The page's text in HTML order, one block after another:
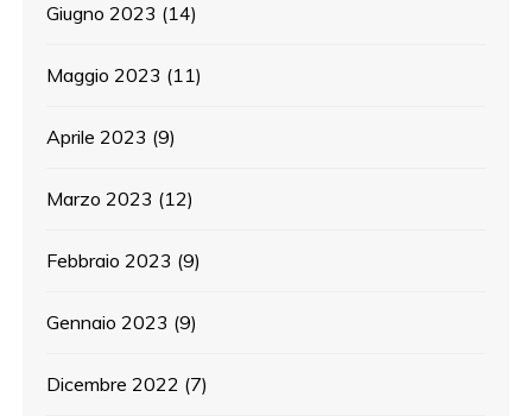
Giugno 2023 (14)
Maggio 2023 (11)
Aprile 2023 (9)
Marzo 2023 (12)
Febbraio 2023 (9)
Gennaio 2023 (9)
Dicembre 2022 (7)